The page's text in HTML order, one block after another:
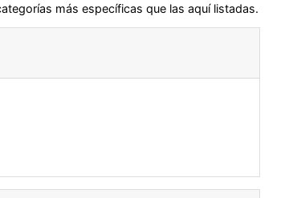
más específicas que las aquí listadas.